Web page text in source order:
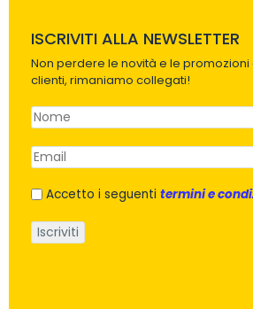
ISCRIVITI ALLA NEWSLETTER
Non perdere le novità e le
clienti, rimaniamo collegati!
Accetto i seguenti termini e